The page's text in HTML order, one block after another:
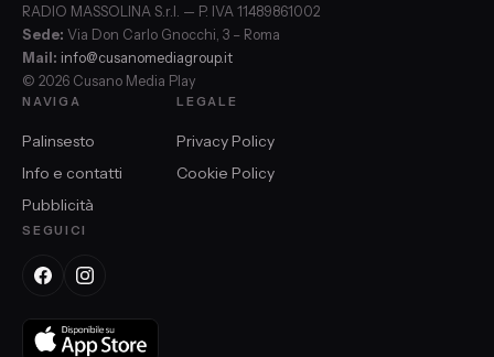
RADIO MASSOLINA S.r.l. — P. IVA 11489861002
Sede: Via Don Carlo Gnocchi, 3 – Roma
Mail: info@cusanomediagroup.it
© 2026 Cusano Media Play
NAVIGA
Palinsesto
Info e contatti
Pubblicità
LEGALE
Privacy Policy
Cookie Policy
SEGUICI